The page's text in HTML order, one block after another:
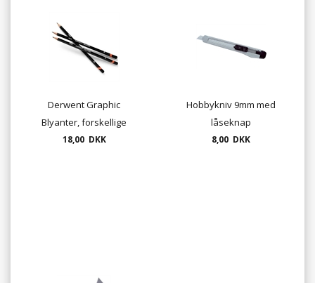
Derwent Graphic
Blyanter, forskellige
hårdheder,
18,00 DKK
Hobbykniv 9mm med
låseknap
8,00 DKK